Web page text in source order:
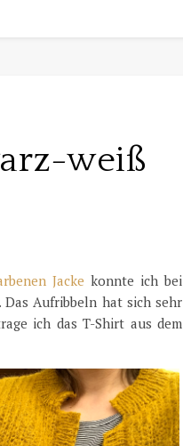
weiß
Jacke konnte ich bei
Aufribbeln hat sich sehr
ich das T-Shirt aus dem